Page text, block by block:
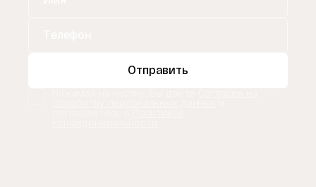
Отправить